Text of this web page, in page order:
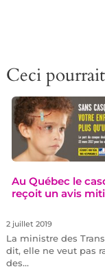
Ceci
Au Québec le
reçoit un avis
2 juillet 2019
La ministre des
dit, elle ne veut pas
des…